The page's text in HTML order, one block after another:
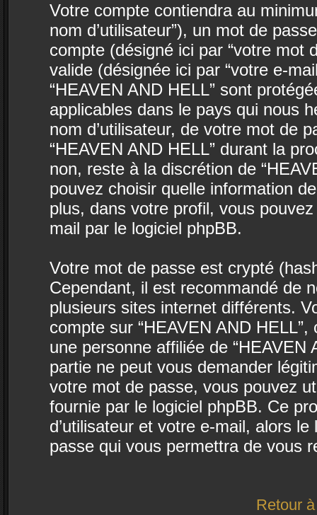
Votre compte contiendra au
nom d’utilisateur”), un mot de
compte (désigné ici par “votre mot
valide (désignée ici par “votre e-
“HEAVEN AND HELL” sont
applicables dans le pays qui nous
nom d’utilisateur, de votre mot de
“HEAVEN AND HELL” durant la
non, reste à la discrétion de
pouvez choisir quelle information
plus, dans votre profil, vous
mail par le logiciel phpBB.
Votre mot de passe est crypté
Cependant, il est recommandé de
plusieurs sites internet différents.
compte sur “HEAVEN AND
une personne affiliée de “HEAVEN
partie ne peut vous demander
votre mot de passe, vous pouvez
fournie par le logiciel phpBB. Ce
d’utilisateur et votre e-mail, alors
passe qui vous permettra de vous
Retour